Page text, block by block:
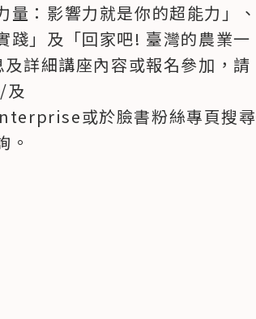
：影響力就是你的超能力」、
踐」及「回家吧! 臺灣的農業一
詳細講座內容或報名參加，請
及
或於臉書粉絲專頁搜尋
。